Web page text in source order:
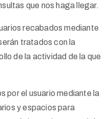
que nos haga llegar.
recabados mediante
tratados con la
de la actividad de la que
por el usuario mediante la
y espacios para